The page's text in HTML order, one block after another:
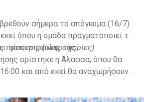
σήμερα το απόγευμα (16/7)
όπου η ομάδα πραγματοποιεί το
προετοιμασίας της.
τέσσερις (πληροφορίες)
ορίστηκε η Άλασσα, όπου θα
και από εκεί θα αναχωρήσουν
στην απογευματινή προπόνηση